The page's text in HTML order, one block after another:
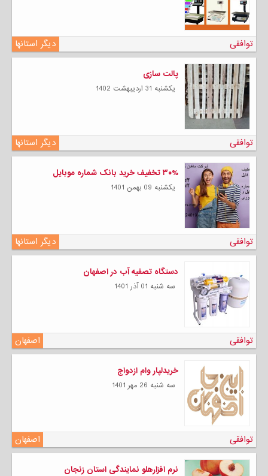
دیگر استانها توافقی
پالت سازی
يكشنبه 31 ارديبهشت 1402
دیگر استانها توافقی
۳۰% تخفیف خرید بانک شماره موبایل
يكشنبه 09 بهمن 1401
دیگر استانها توافقی
دستگاه تصفیه آب در اصفهان
سه شنبه 01 آذر 1401
اصفهان توافقی
خریدلپار وام ازدواج
سه شنبه 26 مهر 1401
اصفهان توافقی
نرم افزارهلو نمایندگی استان زنجان